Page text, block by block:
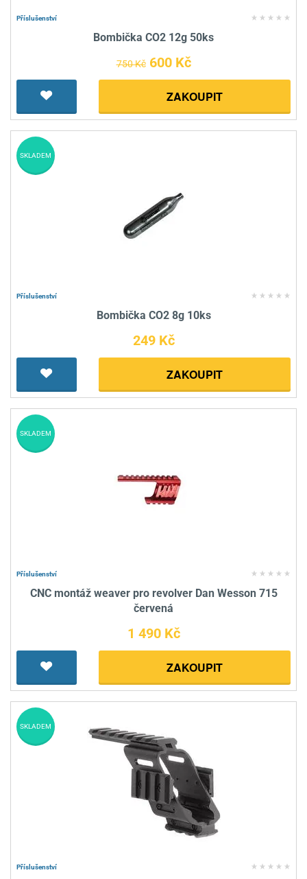
Příslušenství
Bombička CO2 12g 50ks
750 Kč 600 Kč
ZAKOUPIT
Příslušenství
Bombička CO2 8g 10ks
249 Kč
ZAKOUPIT
SKLADEM
Příslušenství
CNC montáž weaver pro revolver Dan Wesson 715
červená
1 490 Kč
ZAKOUPIT
SKLADEM
Příslušenství
SKLADEM